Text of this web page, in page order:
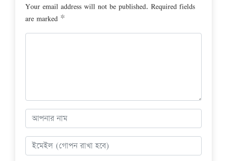
Your email address will not be published. Required fields
are marked *